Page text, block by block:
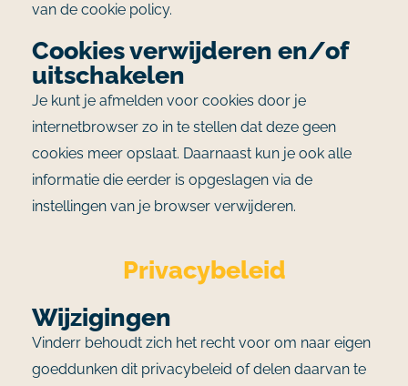
van de cookie policy.
Cookies verwijderen en/of
uitschakelen
Je kunt je afmelden voor cookies door je
internetbrowser zo in te stellen dat deze geen
cookies meer opslaat. Daarnaast kun je ook alle
informatie die eerder is opgeslagen via de
instellingen van je browser verwijderen.
Privacybeleid
Wijzigingen
Vinderr behoudt zich het recht voor om naar eigen
goeddunken dit privacybeleid of delen daarvan te